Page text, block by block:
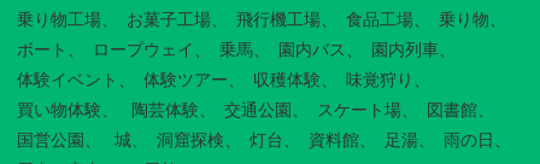
乗り物工場
お菓子工場 飛行機工場 食品工場
乗り物
ボート
ロープウェイ 乗馬 園内バス
園内列車
体験イベント
体験ツアー 収穫体験
味覚狩り
買い物体験
陶芸体験 交通公園 スケート場
図書館
国営公園
城 洞窟探検 灯台 資料館 足湯
雨の日